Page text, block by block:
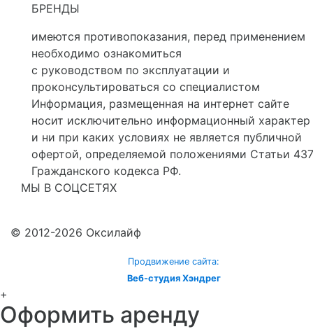
БРЕНДЫ
имеются противопоказания, перед применением
необходимо ознакомиться
с руководством по эксплуатации и
проконсультироваться со специалистом
Информация, размещенная на интернет сайте
носит исключительно информационный характер
и ни при каких условиях не является публичной
офертой, определяемой положениями Статьи 437
Гражданского кодекса РФ.
МЫ В СОЦСЕТЯХ
© 2012-2026 Оксилайф
Продвижение сайта:
Веб-студия Хэндрег
+
Оформить аренду